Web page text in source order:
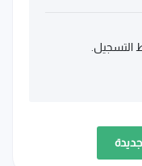
التسجيل.